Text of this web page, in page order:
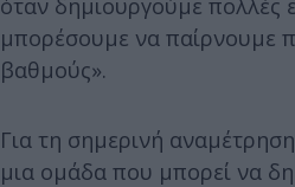
μπορέσουμε να παίρνουμε
βαθμούς».
Για τη σημερινή αναμέτρηση
μια ομάδα που μπορεί να